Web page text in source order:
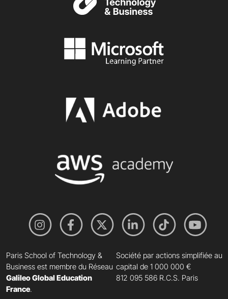
Paris School of Technology &
Business est membre du Réseau
Galileo Global Education
France.
Société par actions simplifiée au
capital de 1 000 000 €
812 095 586 R.C.S. Paris